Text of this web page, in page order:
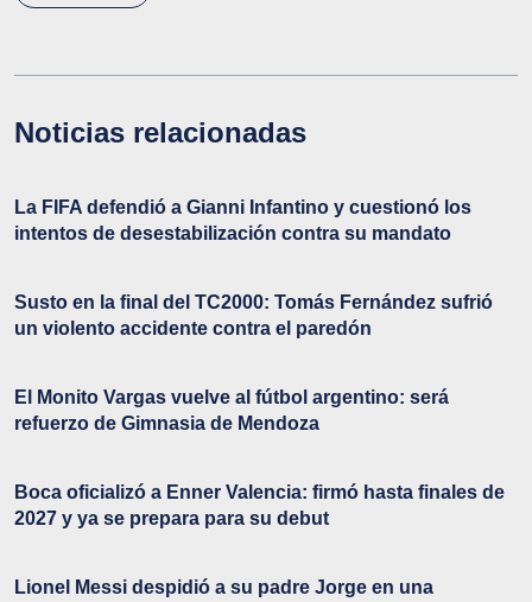
Noticias relacionadas
La FIFA defendió a Gianni Infantino y cuestionó los
intentos de desestabilización contra su mandato
Susto en la final del TC2000: Tomás Fernández sufrió
un violento accidente contra el paredón
El Monito Vargas vuelve al fútbol argentino: será
refuerzo de Gimnasia de Mendoza
Boca oficializó a Enner Valencia: firmó hasta finales de
2027 y ya se prepara para su debut
Lionel Messi despidió a su padre Jorge en una